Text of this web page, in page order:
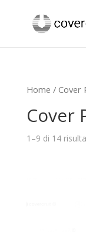
Home / Cover
Cover
1–9 di 14